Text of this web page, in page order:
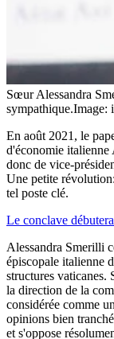
Sœur Alessandra
sympathique.Image:
En août 2021, le
d'économie italienne
donc de vice-
Une petite
tel poste clé.
Le conclave
Alessandra Smerilli
épiscopale italienne
structures vaticanes.
la direction de la
considérée comme
opinions bien
et s'oppose